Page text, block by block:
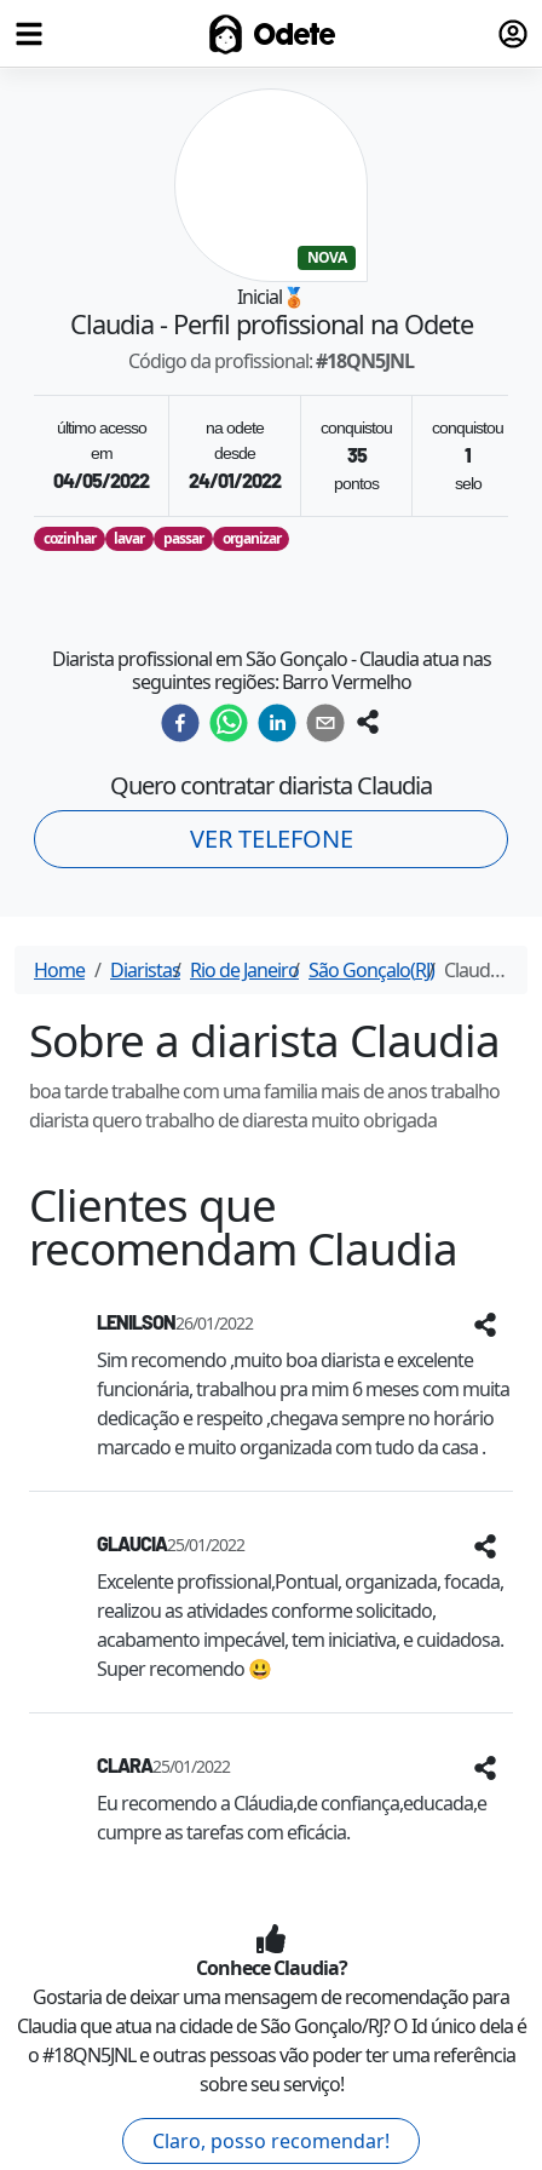
Odete
NOVA
Inicial🥉
Claudia- Perfil profissional na Odete
Código da profissional:#18QN5JNL
último acesso
em
04/05/2022
na odete
desde
24/01/2022
conquistou
35
pontos
conquistou
1
selo
cozinhar lavar passar organizar
Diarista profissional em São Gonçalo - Claudia atua nas
seguintes regiões: Barro Vermelho
Quero contratar diaristaClaudia
VER TELEFONE
Home Diaristas Rio de Janeiro São Gonçalo(RJ) Claudia -
Sobre a diarista Claudia
boa tarde trabalhe com uma familia mais de anos trabalho
diarista quero trabalho de diaresta muito obrigada
Clientes que
recomendam Claudia
LENILSON26/01/2022
Sim recomendo ,muito boa diarista e excelente
funcionária, trabalhou pra mim 6 meses com muita
dedicação e respeito ,chegava sempre no horário
marcado e muito organizada com tudo da casa .
GLAUCIA25/01/2022
Excelente profissional,Pontual, organizada, focada,
realizou as atividades conforme solicitado,
acabamento impecável, tem iniciativa, e cuidadosa.
Super recomendo 😃
CLARA25/01/2022
Eu recomendo a Cláudia,de confiança,educada,e
cumpre as tarefas com eficácia.
ConheceClaudia?
Gostaria de deixar uma mensagem de recomendação para
Claudiaque atua na cidade deSão Gonçalo/RJ? O Id único dela é
o #18QN5JNLe outras pessoas vão poder ter uma referência
sobre seu serviço!
Claro, posso recomendar!